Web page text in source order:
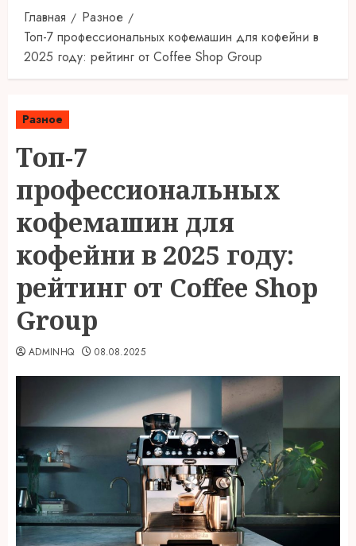
Главная
Разное
Топ-7 профессиональных кофемашин для кофейни в
2025 году: рейтинг от Coffee Shop Group
Разное
Топ-7
профессиональных
кофемашин для
кофейни в 2025 году:
рейтинг от Coffee Shop
Group
ADMINHQ 08.08.2025